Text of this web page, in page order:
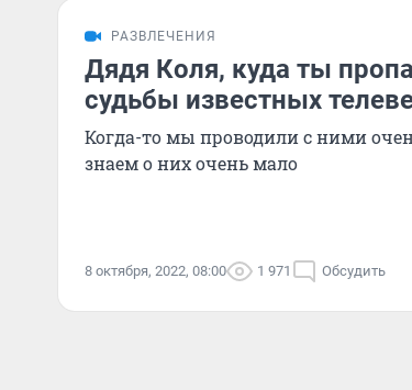
РАЗВЛЕЧЕНИЯ
Дядя Коля, куда ты
судьбы известных
Когда-то мы проводили с ними
знаем о них очень мало
8 октября, 2022, 08:00 1 971 Обсудить